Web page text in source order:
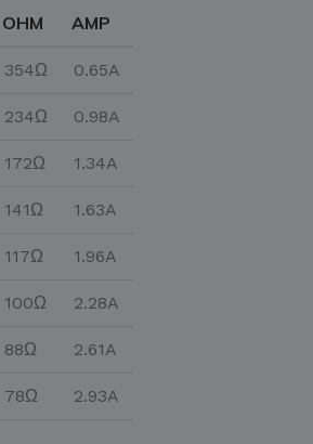
OHM AMP
354Ω 0.65A
234Ω 0.98A
172Ω 1.34A
141Ω 1.63A
117Ω 1.96A
100Ω 2.28A
88Ω 2.61A
78Ω 2.93A